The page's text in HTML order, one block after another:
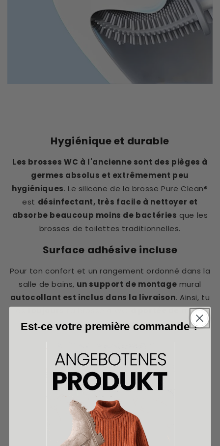
Hygiénique et durable
Les brosses WC à l'ancienne sont des pièges à
germes absolus et extrêmement peu
hygiéniques. Le silicone de la brosse Pure Clean®
est désinfectant, très facile à nettoyer et
absorbe beaucoup moins de bactéries que les
brosses de toilettes traditionnelles.
Surface adhésive incluse
Pour ton confort et un rangement ordonné dans la
salle de bains, un support de montage mural
autocollant est inclus dans la livraison. Ainsi, tu
à portée de main,
tout en économisant de la place !
Est-ce votre première commande ?